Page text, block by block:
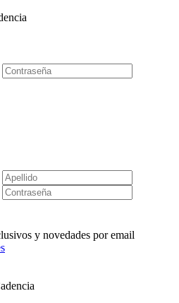
y novedades por email